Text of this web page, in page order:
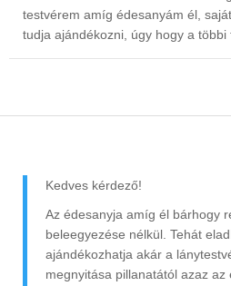
testvérem amíg édesanyám él,
tudja ajándékozni, úgy hogy a
Kedves kérdező!
Az édesanyja amíg él bárhogy
beleegyezése nélkül. Tehát
ajándékozhatja akár a
megnyitása pillanatától azaz